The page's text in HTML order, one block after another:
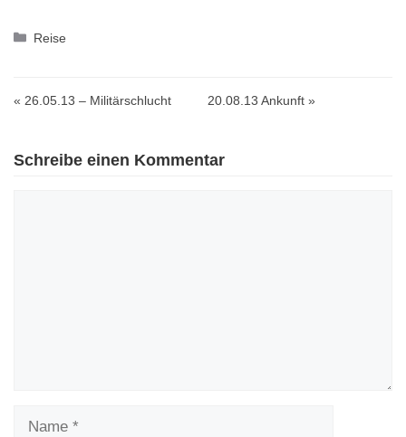
Kategorien
Reise
« 26.05.13 – Militärschlucht 20.08.13 Ankunft »
Schreibe einen Kommentar